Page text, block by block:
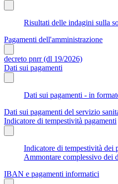
Risultati delle indagini sulla
Pagamenti dell'amministrazione
decreto pnrr (dl 19/2026)
Dati sui pagamenti
Dati sui pagamenti - in
Dati sui pagamenti del servizio
Indicatore di tempestività pagamenti
Indicatore di tempestività dei
Ammontare complessivo dei
IBAN e pagamenti informatici